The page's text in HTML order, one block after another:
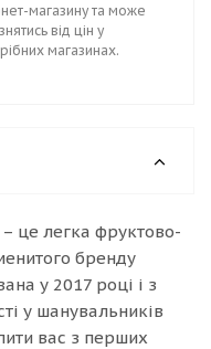
магазину та може
від цін у
магазинах.
це легка фруктово-
бренду
у 2017 році і з
у шанувальників
вас з перших